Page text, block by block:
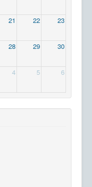
21 22 23
28 29 30
4 5 6